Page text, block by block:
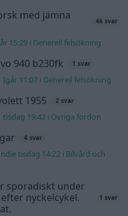
med jämna
46 svar
15:29 i Generell felsökning
940 b230fk 1 svar
Igår 11:07 i Generell felsökning
1955 2 svar
tisdag 19:42 i Övriga fordon
4 svar
tisdag 14:22 i Bilvård och
sporadiskt under
nyckelcykel.
1 svar